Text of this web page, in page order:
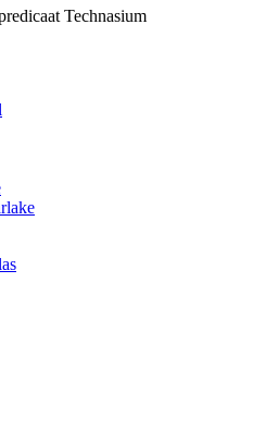
Technasium